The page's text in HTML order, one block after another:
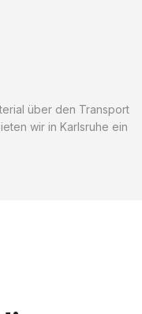
über den Transport
wir in Karlsruhe ein